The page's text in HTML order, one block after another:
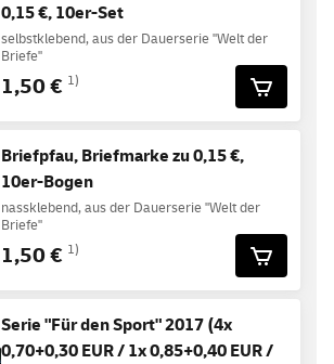
0,15 €, 10er-Set
selbstklebend, aus der Dauerserie "Welt der
Briefe"
1,50 € 1)
Briefpfau, Briefmarke zu 0,15 €,
10er-Bogen
nassklebend, aus der Dauerserie "Welt der
Briefe"
1,50 € 1)
Serie "Für den Sport" 2017 (4x
0,70+0,30 EUR / 1x 0,85+0,40 EUR /